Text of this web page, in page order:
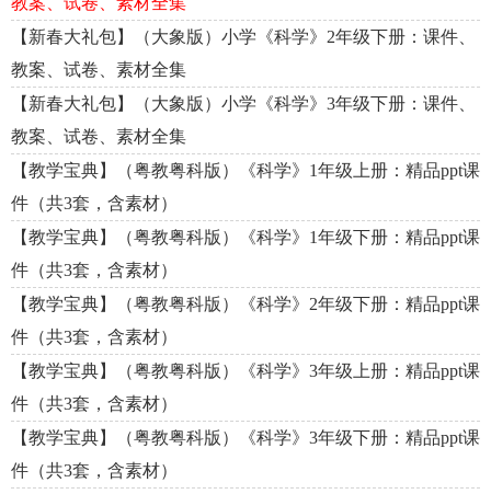
【新春大礼包】（大象版）小学《科学》2年级下册：课件、
教案、试卷、素材全集
【新春大礼包】（大象版）小学《科学》3年级下册：课件、
教案、试卷、素材全集
【教学宝典】（粤教粤科版）《科学》1年级上册：精品ppt课
件（共3套，含素材）
【教学宝典】（粤教粤科版）《科学》1年级下册：精品ppt课
件（共3套，含素材）
【教学宝典】（粤教粤科版）《科学》2年级下册：精品ppt课
件（共3套，含素材）
【教学宝典】（粤教粤科版）《科学》3年级上册：精品ppt课
件（共3套，含素材）
【教学宝典】（粤教粤科版）《科学》3年级下册：精品ppt课
件（共3套，含素材）